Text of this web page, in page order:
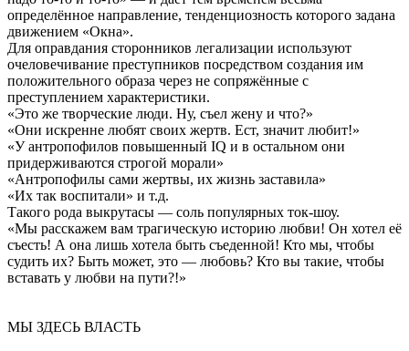
определённое направление, тенденциозность которого задана
движением «Окна».
Для оправдания сторонников легализации используют
очеловечивание преступников посредством создания им
положительного образа через не сопряжённые с
преступлением характеристики.
«Это же творческие люди. Ну, съел жену и что?»
«Они искренне любят своих жертв. Ест, значит любит!»
«У антропофилов повышенный IQ и в остальном они
придерживаются строгой морали»
«Антропофилы сами жертвы, их жизнь заставила»
«Их так воспитали» и т.д.
Такого рода выкрутасы — соль популярных ток-шоу.
«Мы расскажем вам трагическую историю любви! Он хотел её
съесть! А она лишь хотела быть съеденной! Кто мы, чтобы
судить их? Быть может, это — любовь? Кто вы такие, чтобы
вставать у любви на пути?!»
МЫ ЗДЕСЬ ВЛАСТЬ